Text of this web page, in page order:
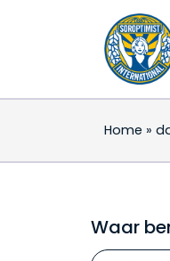
Home »
Waar